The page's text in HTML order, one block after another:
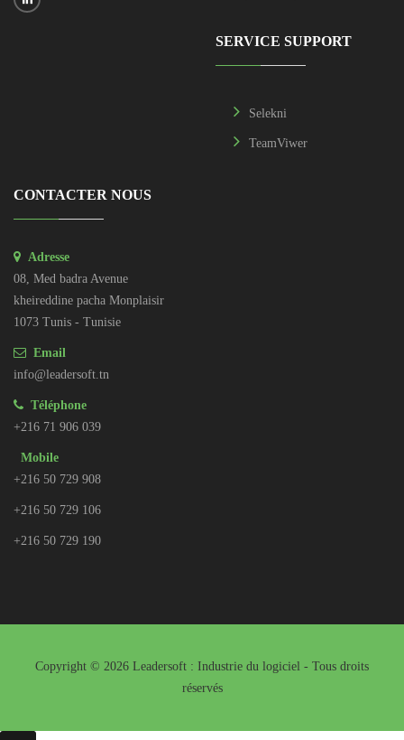
SERVICE SUPPORT
Selekni
TeamViwer
CONTACTER NOUS
Adresse
08, Med badra Avenue
kheireddine pacha Monplaisir
1073 Tunis - Tunisie
Email
info@leadersoft.tn
Téléphone
+216 71 906 039
Mobile
+216 50 729 908
+216 50 729 106
+216 50 729 190
Copyright © 2026 Leadersoft : Industrie du logiciel - Tous droits
réservés